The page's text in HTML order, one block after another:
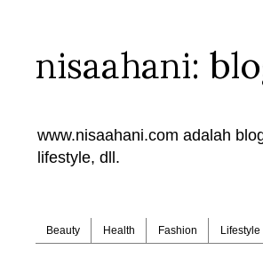
nisaahani:
www.nisaahani.com adalah
lifestyle, dll.
Beauty Health Fashion Lifestyle